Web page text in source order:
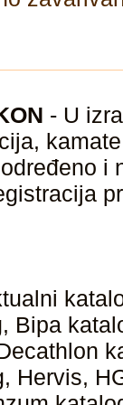
- U
i
Bipa
Hervis,